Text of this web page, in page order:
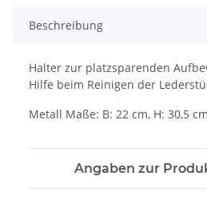
Beschreibung
Halter zur platzsparenden
Hilfe beim Reinigen der
Metall Maße: B: 22 cm, H: 30,5
Angaben zur